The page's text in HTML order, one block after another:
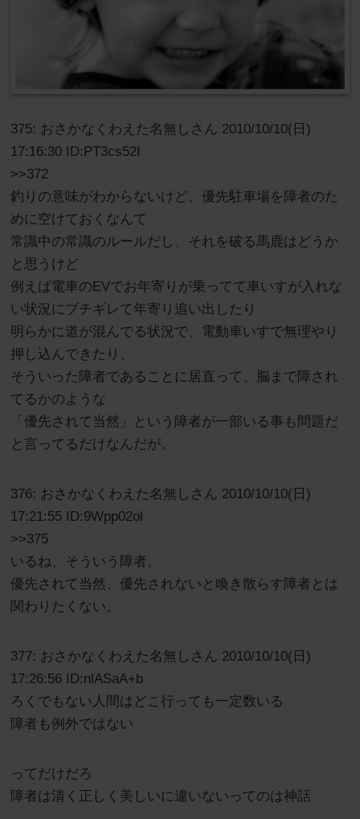
375: おさかなくわえた名無しさん 2010/10/10(日)
17:16:30 ID:PT3cs52I
>>372
釣りの意味がわからないけど、優先駐車場を障者のた
めに空けておくなんて
常識中の常識のルールだし、それを破る馬鹿はどうか
と思うけど
例えば電車のEVでお年寄りが乗ってて車いすが入れな
い状況にブチギレて年寄り追い出したり
明らかに道が混んでる状況で、電動車いすで無理やり
押し込んできたり、
そういった障者であることに居直って、脳まで障され
てるかのような
「優先されて当然」という障者が一部いる事も問題だ
と言ってるだけなんだが。
376: おさかなくわえた名無しさん 2010/10/10(日)
17:21:55 ID:9Wpp02ol
>>375
いるね、そういう障者。
優先されて当然、優先されないと喚き散らす障者とは
関わりたくない。
377: おさかなくわえた名無しさん 2010/10/10(日)
17:26:56 ID:nlASaA+b
ろくでもない人間はどこ行っても一定数いる
障者も例外ではない
ってだけだろ
障者は清く正しく美しいに違いないってのは神話